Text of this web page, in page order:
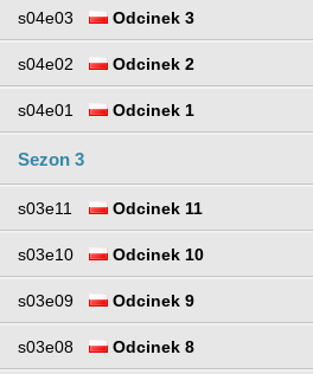
s04e03 Odcinek 3
s04e02 Odcinek 2
s04e01 Odcinek 1
Sezon 3
s03e11 Odcinek 11
s03e10 Odcinek 10
s03e09 Odcinek 9
s03e08 Odcinek 8